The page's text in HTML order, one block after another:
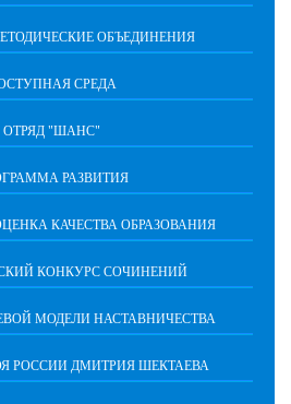
ОБЪЕДИНЕНИЯ
СРЕДА
ОТРЯД "ШАНС"
РАЗВИТИЯ
КАЧЕСТВА ОБРАЗОВАНИЯ
КОНКУРС СОЧИНЕНИЙ
МОДЕЛИ НАСТАВНИЧЕСТВА
РОССИИ ДМИТРИЯ ШЕКТАЕВА